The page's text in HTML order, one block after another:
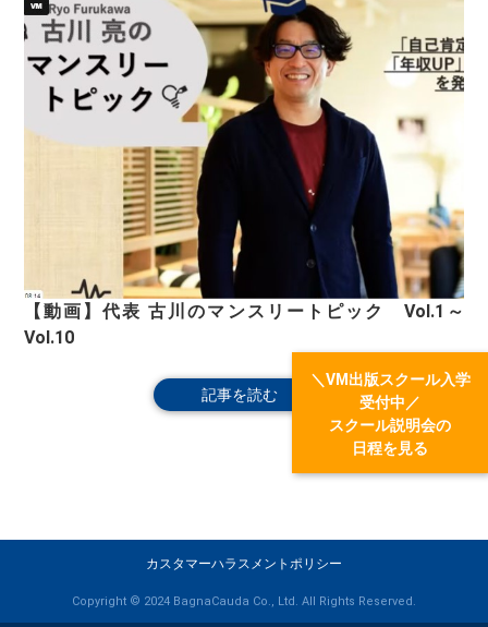
＼VM出版スクール入学
受付中／
スクール説明会の
日程を見る
【動画】代表 古川のマンスリートピック Vol.1～
Vol.10
記事を読む
カスタマーハラスメントポリシー
Copyright © 2024 BagnaCauda Co., Ltd. All Rights Reserved.